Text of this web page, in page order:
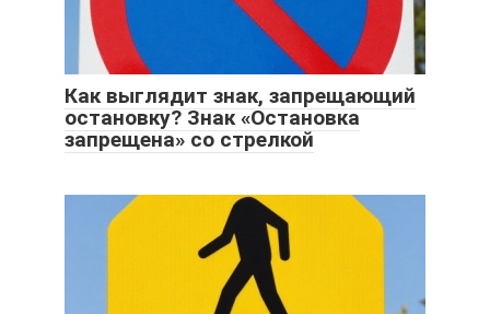
Как выглядит знак, запрещающий
остановку? Знак «Остановка
запрещена» со стрелкой